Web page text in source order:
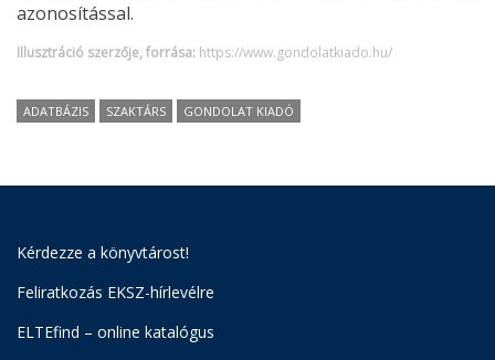
azonosítással.
Illusztráció szerzője, forrása: https://www.gondolatkiado.hu/
ADATBÁZIS SZAKTÁRS GONDOLAT KIADÓ
Kérdezze a könyvtárost!
Feliratkozás EKSZ-hírlevélre
ELTEfind – online katalógus